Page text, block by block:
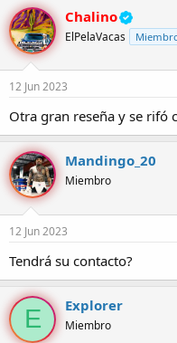
Chalino
ElPelaVacas
12 Jun 2023
Otra gran reseña y se rifó
Mandingo_20
Miembro
12 Jun 2023
Tendrá su contacto?
E Explorer
Miembro